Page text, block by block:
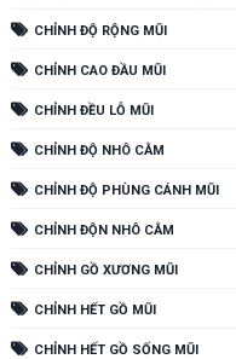
CHỈNH ĐỘ RỘNG MŨI
CHỈNH CAO ĐẦU MŨI
CHỈNH ĐỀU LỖ MŨI
CHỈNH ĐỘ NHÔ CẰM
CHỈNH ĐỘ PHÙNG CÁNH MŨI
CHỈNH ĐỘN NHÔ CẰM
CHỈNH GỒ XƯƠNG MŨI
CHỈNH HẾT GỒ MŨI
CHỈNH HẾT GỒ SỐNG MŨI